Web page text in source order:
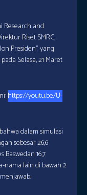
Research and
Riset SMRC,
Presiden” yang
Selasa, 21 Maret
https://youtu.be/U-
dalam simulasi
sebesar 26,6
Baswedan 16,7
nama lain di bawah 2